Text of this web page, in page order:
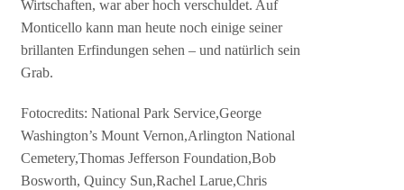
Wirtschaften, war aber hoch verschuldet. Auf
Monticello kann man heute noch einige seiner
brillanten Erfindungen sehen – und natürlich sein
Grab.
Fotocredits: National Park Service,George
Washington’s Mount Vernon,Arlington National
Cemetery,Thomas Jefferson Foundation,Bob
Bosworth, Quincy Sun,Rachel Larue,Chris